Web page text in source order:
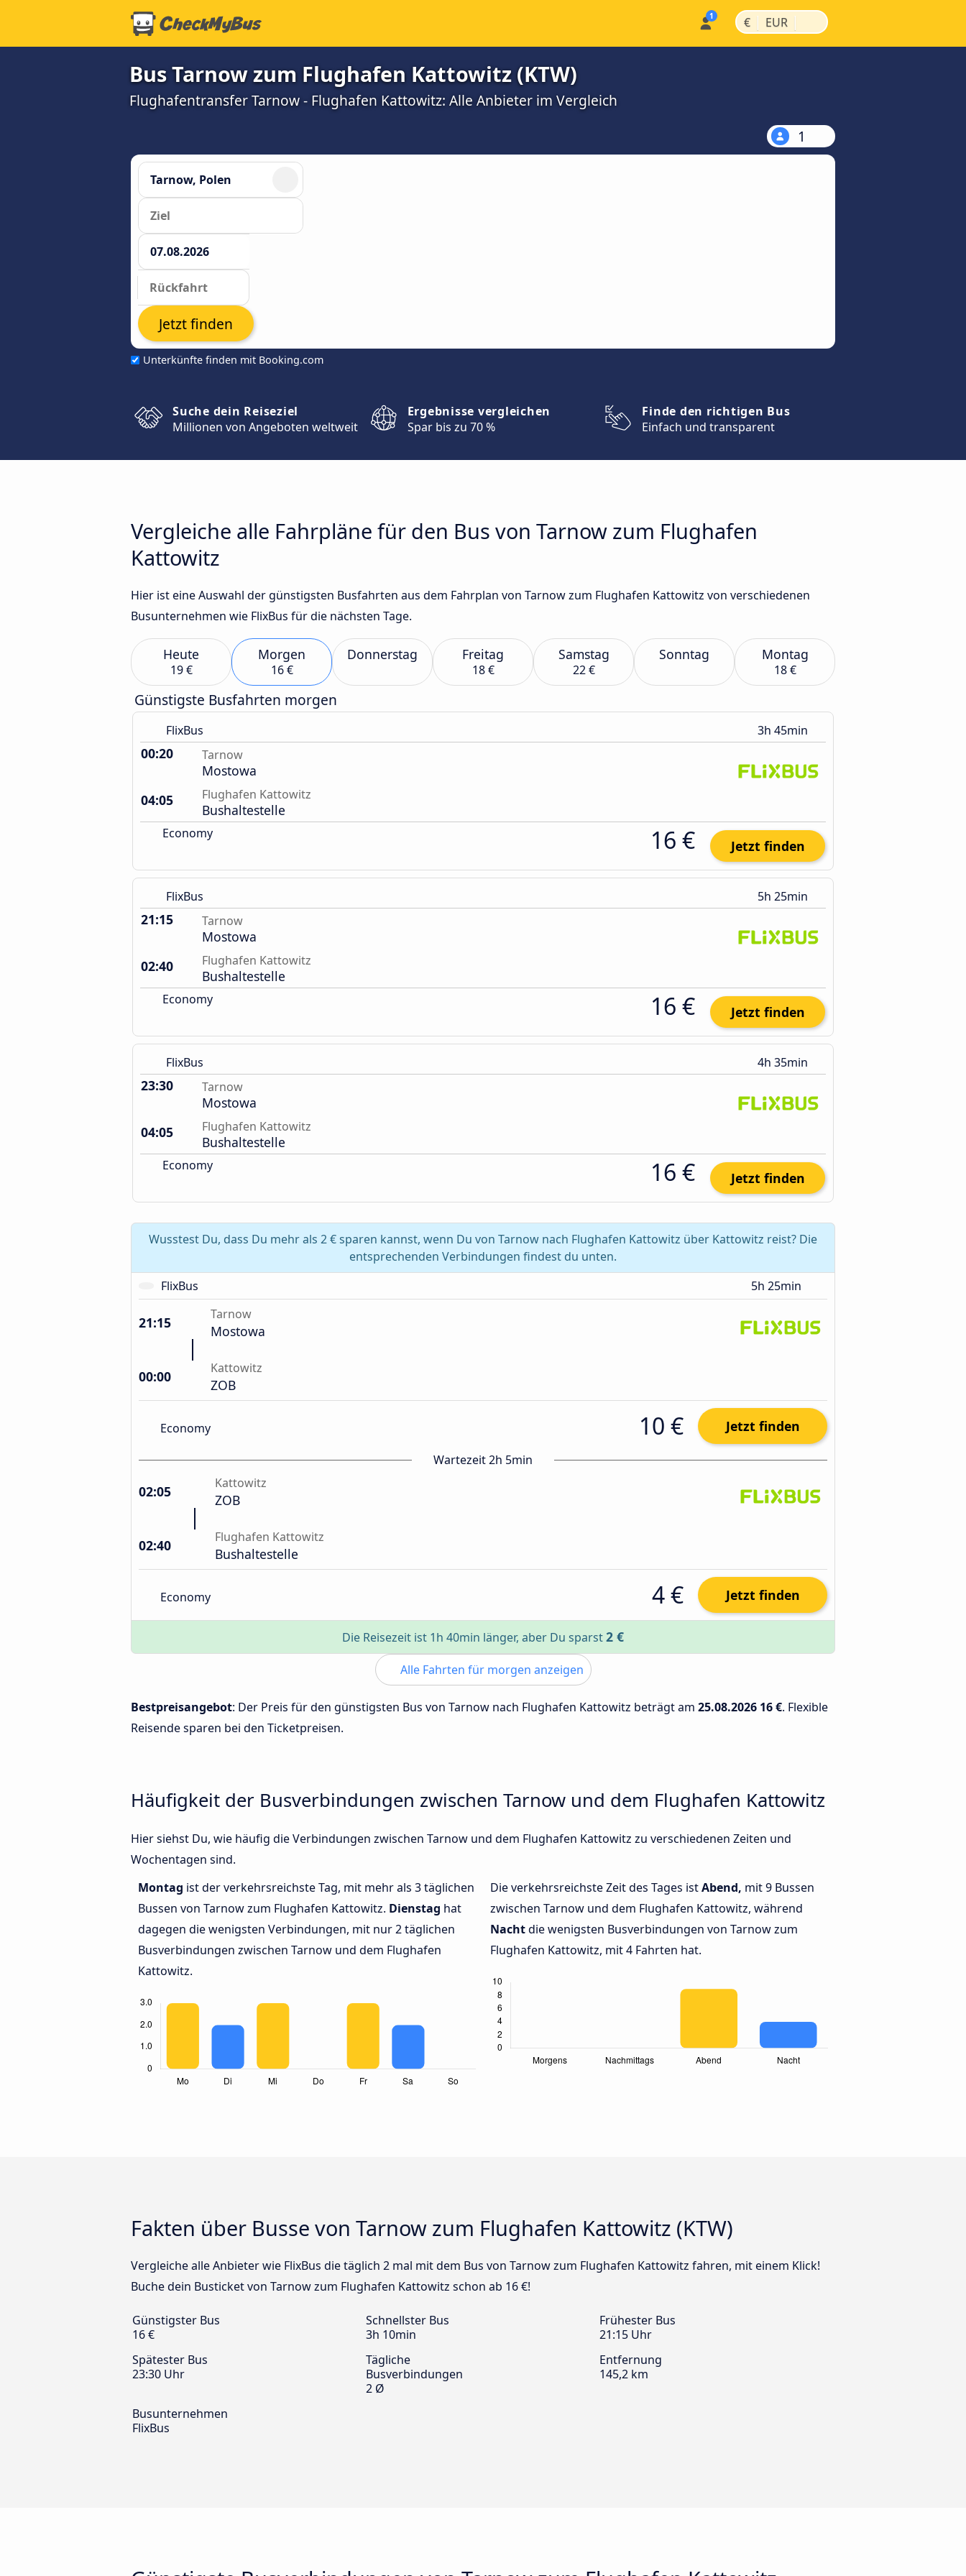
€ | EUR |
Bus Tarnow zum Flughafen Kattowitz (KTW)
Flughafentransfer Tarnow - Flughafen Kattowitz: Alle Anbieter im Vergleich
1
Unterkünfte finden mit Booking.com
Jetzt finden
Suche dein Reiseziel
Millionen von Angeboten weltweit
Ergebnisse vergleichen
Spar bis zu 70 %
Finde den richtigen Bus
Einfach und transparent
Vergleiche alle Fahrpläne für den Bus von Tarnow zum Flughafen
Kattowitz
Hier ist eine Auswahl der günstigsten Busfahrten aus dem Fahrplan von Tarnow zum Flughafen Kattowitz von verschiedenen
Busunternehmen wie FlixBus für die nächsten Tage.
Heute
19 €
Morgen
16 €
Donnerstag Freitag
18 €
Samstag
22 €
Sonntag Montag
18 €
Günstigste Busfahrten morgen
FlixBus 3h 45min
00:20 Tarnow
Mostowa
04:05
Flughafen Kattowitz
Bushaltestelle
Economy 16 € Jetzt finden
FlixBus 5h 25min
21:15 Tarnow
Mostowa
02:40
Flughafen Kattowitz
Bushaltestelle
Economy 16 € Jetzt finden
FlixBus 4h 35min
23:30 Tarnow
Mostowa
04:05
Flughafen Kattowitz
Bushaltestelle
Economy 16 € Jetzt finden
Wusstest Du, dass Du mehr als 2 € sparen kannst, wenn Du von Tarnow nach Flughafen Kattowitz über Kattowitz reist? Die
entsprechenden Verbindungen findest du unten.
FlixBus
5h 25min
21:15 Tarnow
Mostowa
00:00 Kattowitz
ZOB
Economy 10 € Jetzt finden
Wartezeit 2h 5min
02:05 Kattowitz
ZOB
02:40 Flughafen Kattowitz
Bushaltestelle
Economy 4 € Jetzt finden
Die Reisezeit ist 1h 40min länger, aber Du sparst2 €
Alle Fahrten für morgen anzeigen
Bestpreisangebot: Der Preis für den günstigsten Bus von Tarnow nach Flughafen Kattowitz beträgt am 25.08.2026 16 €. Flexible
Reisende sparen bei den Ticketpreisen.
Häufigkeit der Busverbindungen zwischen Tarnow und dem Flughafen Kattowitz
Hier siehst Du, wie häufig die Verbindungen zwischen Tarnow und dem Flughafen Kattowitz zu verschiedenen Zeiten und
Wochentagen sind.
Montag ist der verkehrsreichste Tag, mit mehr als 3 täglichen
Bussen von Tarnow zum Flughafen Kattowitz. Dienstag hat
dagegen die wenigsten Verbindungen, mit nur 2 täglichen
Busverbindungen zwischen Tarnow und dem Flughafen
Kattowitz.
Die verkehrsreichste Zeit des Tages istAbend, mit 9 Bussen
zwischen Tarnow und dem Flughafen Kattowitz, während
Nachtdie wenigsten Busverbindungen von Tarnow zum
Flughafen Kattowitz, mit 4 Fahrten hat.
Fakten über Busse von Tarnow zum Flughafen Kattowitz (KTW)
Vergleiche alle Anbieter wie FlixBus die täglich 2 mal mit dem Bus von Tarnow zum Flughafen Kattowitz fahren, mit einem Klick!
Buche dein Busticket von Tarnow zum Flughafen Kattowitz schon ab 16 €!
Günstigster Bus
16 €
Schnellster Bus
3h 10min
Frühester Bus
21:15 Uhr
Spätester Bus
23:30 Uhr
Tägliche
Busverbindungen
2 Ø
Entfernung
145,2 km
Busunternehmen
FlixBus